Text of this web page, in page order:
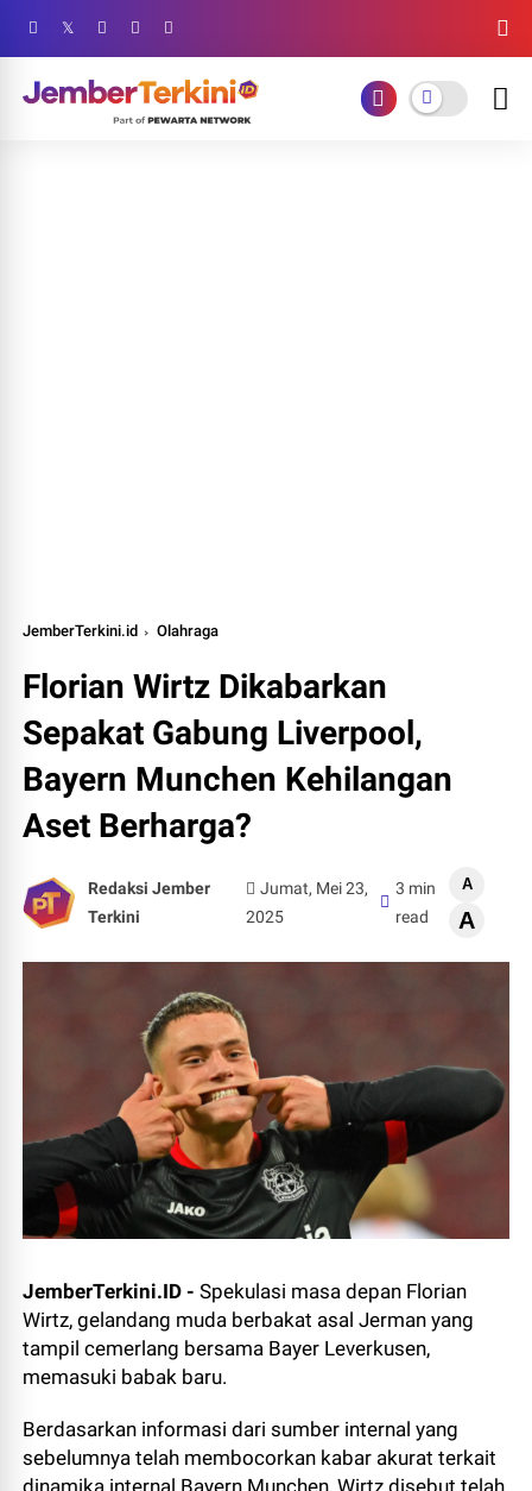
JemberTerkini.id Olahraga
Florian Wirtz Dikabarkan
Sepakat Gabung Liverpool,
Bayern Munchen Kehilangan
Aset Berharga?
Redaksi Jember
Terkini
Jumat, Mei 23,
2025
3 min
read
A
A
JemberTerkini.ID -Spekulasi masa depan Florian
Wirtz, gelandang muda berbakat asal Jerman yang
tampil cemerlang bersama Bayer Leverkusen,
memasuki babak baru.
Berdasarkan informasi dari sumber internal yang
sebelumnya telah membocorkan kabar akurat terkait
dinamika internal Bayern Munchen, Wirtz disebut telah